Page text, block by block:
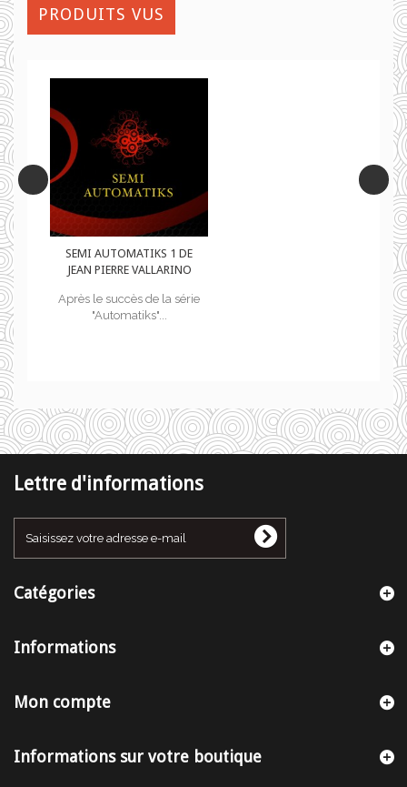
PRODUITS VUS
SEMI AUTOMATIKS 1 DE
JEAN PIERRE VALLARINO
Après le succès de la série
"Automatiks"...
Lettre d'informations
Catégories
Informations
Mon compte
Informations sur votre boutique